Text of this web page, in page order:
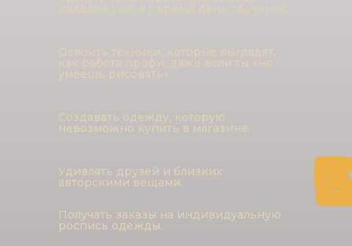
Создавать одежду, которую
невозможно купить в магазине.
Удивлять друзей и близких
авторскими вещами.
Получать заказы на индивидуальную
роспись одежды.
Освоить техники, которые выглядят,
как работа профи, даже если ты «не
умеешь рисовать».